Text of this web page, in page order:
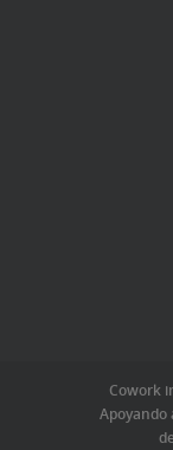
Cowork
Apoyando